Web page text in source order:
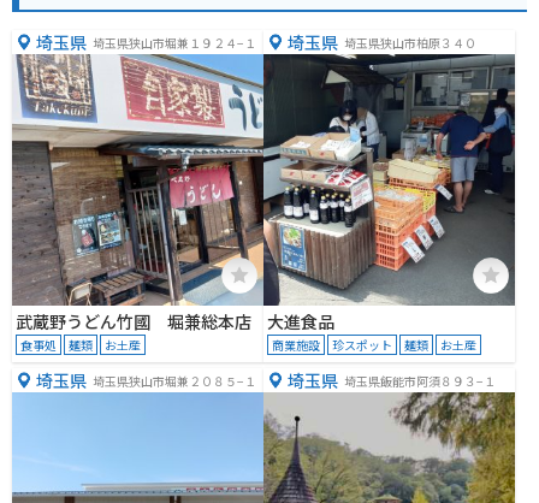
埼玉県 埼玉県狭山市堀兼１９２４−１
武蔵野うどん竹國 堀兼総本店
食事処 麺類 お土産
埼玉県 埼玉県狭山市柏原３４０
大進食品
商業施設 珍スポット 麺類 お土産
埼玉県 埼玉県狭山市堀兼２０８５−１ 埼玉県 埼玉県飯能市阿須８９３−１